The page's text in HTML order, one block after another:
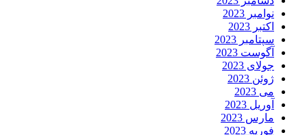
نوامبر 2023
اکتبر 2023
سپتامبر 2023
آگوست 2023
جولای 2023
ژوئن 2023
می 2023
آوریل 2023
مارس 2023
فوریه 2023